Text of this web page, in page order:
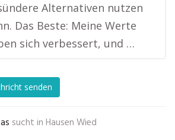
Alternativen nutzen
Das Beste: Meine Werte
sich verbessert, und …
senden
sucht in Hausen Wied